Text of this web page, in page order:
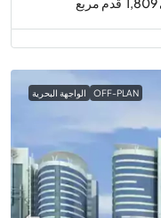
OFF-PLAN الواجهة البحرية